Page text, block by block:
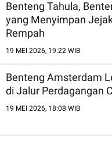
Benteng Tahula,
yang Menyimpan
Rempah
19 MEI 2026, 19:22 WIB
Benteng Amsterdam
di Jalur Perdagangan
19 MEI 2026, 18:08 WIB